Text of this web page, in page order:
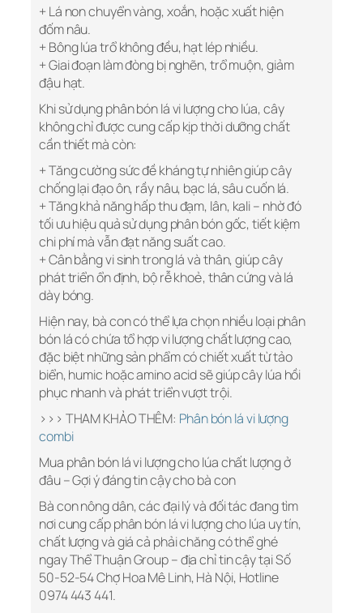
+ Lá non chuyển vàng, xoắn, hoặc xuất hiện
đốm nâu.
+ Bông lúa trổ không đều, hạt lép nhiều.
+ Giai đoạn làm đòng bị nghẽn, trổ muộn, giảm
đậu hạt.
Khi sử dụng phân bón lá vi lượng cho lúa, cây
không chỉ được cung cấp kịp thời dưỡng chất
cần thiết mà còn:
+ Tăng cường sức đề kháng tự nhiên giúp cây
chống lại đạo ôn, rầy nâu, bạc lá, sâu cuốn lá.
+ Tăng khả năng hấp thu đạm, lân, kali – nhờ đó
tối ưu hiệu quả sử dụng phân bón gốc, tiết kiệm
chi phí mà vẫn đạt năng suất cao.
+ Cân bằng vi sinh trong lá và thân, giúp cây
phát triển ổn định, bộ rễ khoẻ, thân cứng và lá
dày bóng.
Hiện nay, bà con có thể lựa chọn nhiều loại phân
bón lá có chứa tổ hợp vi lượng chất lượng cao,
đặc biệt những sản phẩm có chiết xuất từ tảo
biển, humic hoặc amino acid sẽ giúp cây lúa hồi
phục nhanh và phát triển vượt trội.
>>> THAM KHẢO THÊM: Phân bón lá vi lượng
combi
Mua phân bón lá vi lượng cho lúa chất lượng ở
đâu – Gợi ý đáng tin cậy cho bà con
Bà con nông dân, các đại lý và đối tác đang tìm
nơi cung cấp phân bón lá vi lượng cho lúa uy tín,
chất lượng và giá cả phải chăng có thể ghé
ngay Thể Thuận Group – địa chỉ tin cậy tại Số
50-52-54 Chợ Hoa Mê Linh, Hà Nội, Hotline
0974 443 441.